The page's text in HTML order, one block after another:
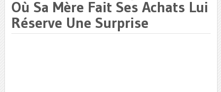
Où Sa Mère Fait Ses Achats Lui
Réserve Une Surprise